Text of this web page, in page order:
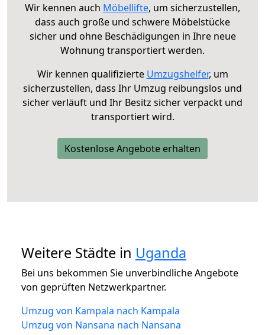
Wir kennen auch Möbellifte, um sicherzustellen,
dass auch große und schwere Möbelstücke
sicher und ohne Beschädigungen in Ihre neue
Wohnung transportiert werden.
Wir kennen qualifizierte Umzugshelfer, um
sicherzustellen, dass Ihr Umzug reibungslos und
sicher verläuft und Ihr Besitz sicher verpackt und
transportiert wird.
Kostenlose Angebote erhalten
Weitere Städte in Uganda
Bei uns bekommen Sie unverbindliche Angebote
von geprüften Netzwerkpartner.
Umzug von Kampala nach Kampala
Umzug von Nansana nach Nansana